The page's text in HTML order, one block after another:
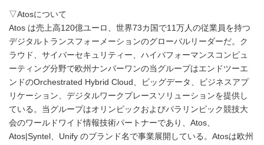
▽Atosについて
Atos は売上高120億ユーロ、世界73カ国で11万人の従業員を持つ
デジタルトランスフォーメーションのグローバルリーダーだ。ク
ラウド、サイバーセキュリティー、ハイパフォーマンスコンピュ
ーティング分野で欧州ナンバーワンの当グループはエンドツーエ
ンドのOrchestrated Hybrid Cloud、ビッグデータ、ビジネスアプ
リケーション、デジタルワークプレースソリューションを提供し
ている。当グループはオリンピックおよびパラリンピック競技大
会のワールドワイド情報技術パートナーであり、Atos、
Atos|Syntel、Unify のブランド名で事業展開している。Atosは欧州